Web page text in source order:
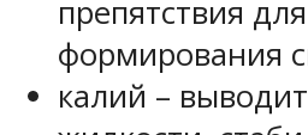
препятствия для
формирования
калий –